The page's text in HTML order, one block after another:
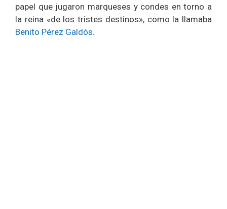
papel que jugaron marqueses y condes en torno a
la reina «de los tristes destinos», como la llamaba
Benito Pérez Galdós.